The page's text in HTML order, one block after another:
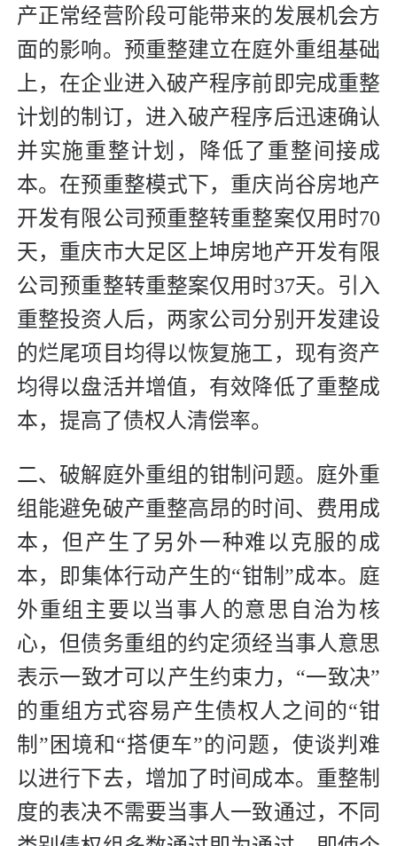
产正常经营阶段可能带来的发展机会方
面的影响。预重整建立在庭外重组基础
上，在企业进入破产程序前即完成重整
计划的制订，进入破产程序后迅速确认
并实施重整计划，降低了重整间接成
本。在预重整模式下，重庆尚谷房地产
开发有限公司预重整转重整案仅用时70
天，重庆市大足区上坤房地产开发有限
公司预重整转重整案仅用时37天。引入
重整投资人后，两家公司分别开发建设
的烂尾项目均得以恢复施工，现有资产
均得以盘活并增值，有效降低了重整成
本，提高了债权人清偿率。
二、破解庭外重组的钳制问题。庭外重
组能避免破产重整高昂的时间、费用成
本，但产生了另外一种难以克服的成
本，即集体行动产生的“钳制”成本。庭
外重组主要以当事人的意思自治为核
心，但债务重组的约定须经当事人意思
表示一致才可以产生约束力，“一致决”
的重组方式容易产生债权人之间的“钳
制”困境和“搭便车”的问题，使谈判难
以进行下去，增加了时间成本。重整制
度的表决不需要当事人一致通过，不同